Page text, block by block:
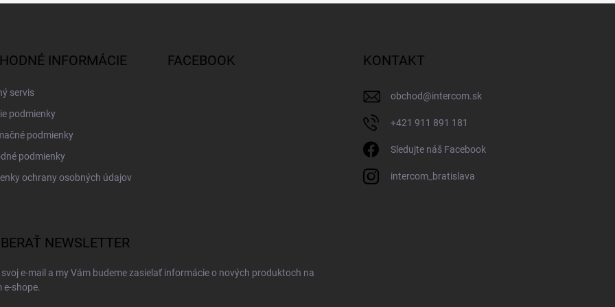
INFORMÁCIE
servis
podmienky
podmienky
podmienky
ochrany osobných údajov
FACEBOOK KONTAKT
obchod@intercom.sk
+421 911 891 181
Sledujte náš Facebook
intercom_bratislava
NEWSLETTER
e-mail a my Vám budeme zasielať informácie o nových produktoch na
e-shope.